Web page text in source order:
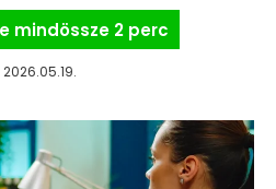
2026.05.19.